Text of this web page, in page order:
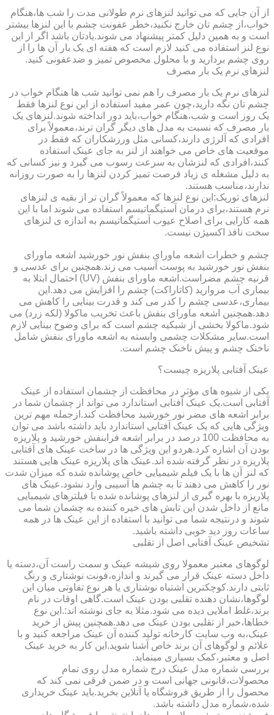
از آن جایی که می توانید لنزهای نرم طولانی مدت را شب ها،هنگام
خواب،از چشم تان خارج نکنید،خطر عفونت چشم با این لنزها بیشتر
است و به همین دلیل کمتر پیشنهاد می شوند.یادتان باشد اگر از این
نوع لنز استفاده می کنید لازم است که هفته ای یک بار آن ها را از
روی چشم بردارید و با محلول مخصوص تمیز و ضدعفونی کنید.
لنزهای نرم یک بار مصرف
لنزهای نرم یک بار مصرف را هم نمی توانید شب ها هنگام خواب در
چشم تان نگه دارید،چون عمر مفید استفاده از این نوع لنزها فقط
یک روز است و شب،هنگام خواب،باید دور انداخته شوند.لنزهای یک
بار مصرف که نسبت به مدل های دیگر گران ترند،معمولاً برای
افرادی که آلرژی دارند،کسانی مثل ورزشکاران که فقط در
موقعیت های خاص می خواهند از لنز به جای عینک استفاده
کنند،افرادی که لنزشان به سرعت رسوب می گیرد و نیز کسانی که
به دلیل مشغله ی زیاد فرصت تمیز کردن لنزها را به صورت روزانه
ندارند،مناسب هستند.
لنزهای توریک:این نوع لنزها که معمولاً گران تر از بقیه ی لنزهای
نرم هستند،برای درمان آستیگماتیسم استفاده می شوند اما با این
همه کارایی برای اصلاح عیوب آستیگماتیسم به اندازه ی لنزهای
سخت نافذ اکسیژن نیست.
چشم و خطرات اشعه ماورای بنفش نور خورشید اشعه ماورای
بنفش نور خورشید به پوست آسیب می زند.همچنین برای عدسی و
قرنیه چشم مضراست.اشعه ماورای بنفش (UV) احتمال ابتلا به
بیماری آب مروارید (کاتاراکت) چشم را افزایش می دهد.این
بیماری،عدسی چشم را کدر می کند و قدرت بینایی را کاهش می
دهد.همچنین اشعه ماورای بنفش باعث تخریب ماکولا (لکه زرد) می
شود.ماکولا بخشی از شبکیه چشم است که برای وضوح بینایی لازم
است.سایر مشکلات چشمی وابسته به اشعه ماورای بنفش شامل
ناخنک چشم و پیش ناخنک چشم است.
عینک آفتابی پلاریزه چیست؟
یکی از شیوه های مؤثر در محافظت از چشمان استفاده از عینک
آفتابی است.یک عینک آفتابی استاندارد می تواند از چشمان شما در
برابر اشعه های مضر نور خورشید محافظت کند.ازجمله مهم ترین
ویژگی هایی که یک عینک آفتابی استاندارد باید داشته باشد می توان
به محافظت 100 درصد در برابر اشعه فرابنفش خورشید و پلاریزه
بودن آن اشاره کرد.هردو این ویژگی ها در ساخت عینک های آفتابی
پلاریزه در نظر گرفته شده اند.عینک های پلاریزه عینک هایی هستند
که لنز آن ها با یک فیلم شیمیایی خاص پوشانده شده که میزان شدت
نور را کاهش می دهند تا به چشم ها آسیبی وارد نشود.عینک های
پلاریزه با بهره گیری از لنزهای پوشانده شده با فیلترهای شیمیایی
مانع از داخل شدن این تابش های خیره کننده به چشمان شما می
شوند و درنتیجه شما می توانید با استفاده از این عینک ها در همه
ساعات روز دید خوبی داشته باشید.
تشخیص عینک آفتابی اصل از تقلبی
لوگوهای معتبر معمولا روی شیشه عینک و سمت راست آن،دسته یا
داخل دسته عینک قرار می گیرند و اندازه،فونت نوشتاری و رنگ
ثابتی دارند.کوچکترین اشتباه نوشتاری یا هر نوع تفاوتی میان این
لوگوها،نشان دهنده تقلبی بودن عینک است.گاهی اوقات در نام
برند،غلط املایی دیده می شود.مثلا به جای نوشته اند:.این نوع
خطاها،خبر از تقلبی بودن عینک می دهد.همچنین پیش از خرید
عینک،به وب سایت کارخانه تولید کننده آن عینک مراجعه کنید و با
علائم و لوگوهای آن برند خاص آشنا شوید.این کار به خرید عینک
اصل و معتبر،کمک بسیاری مینماید.
بررسی شماره مدل عینک درج شماره مدل روی تمام
محصولات،قانونی جهانی است و در ضمن فرقی نمی کند که
محصول را از طریق فروشگاه یا آنلاین بخرید.باید عینک خریداری
شده،شماره مدل داشته باشد.